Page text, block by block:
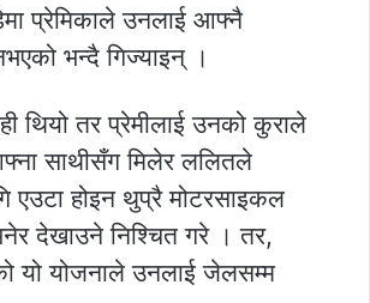
प्रेमिकाले उनलाई आफ्नै
भन्दै गिज्याइन् ।
थियो तर प्रेमीलाई उनको कुराले
साथीसँग मिलेर ललितले
एउटा होइन थुप्रै मोटरसाइकल
देखाउने निश्चित गरे । तर,
यो योजनाले उनलाई जेलसम्म